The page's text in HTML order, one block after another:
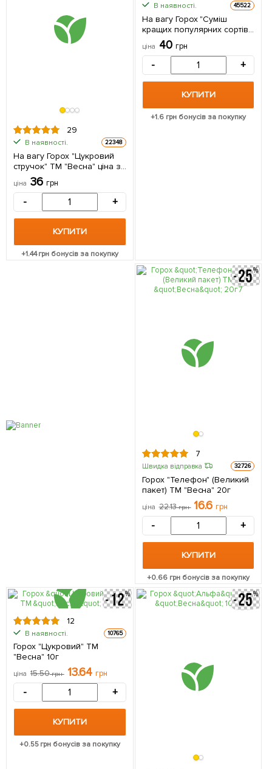
29
В наявності. 22348
На вагу Горох "Цукровий
стручок" ТМ "Весна" ціна за
ціна 36 грн
- +
КУПИТИ
+1.44грн бонусів за покупку
В наявності. 45522
На вагу Горох "Суміш
кращих популярних сортів"
ТМ "Весна" ціна за 50г
ціна 40 грн
- +
КУПИТИ
+1.6 грн бонусів за покупку
7
Швидка відправка 32726
Горох "Телефон" (Великий
пакет) ТМ "Весна" 20г
ціна 22.13грн 16.6 грн
- +
КУПИТИ
+0.66 грн бонусів за покупку
12
В наявності. 10765
Горох "Цукровий" ТМ
"Весна" 10г
ціна 15.50грн 13.64 грн
- +
КУПИТИ
+0.55грн бонусів за покупку